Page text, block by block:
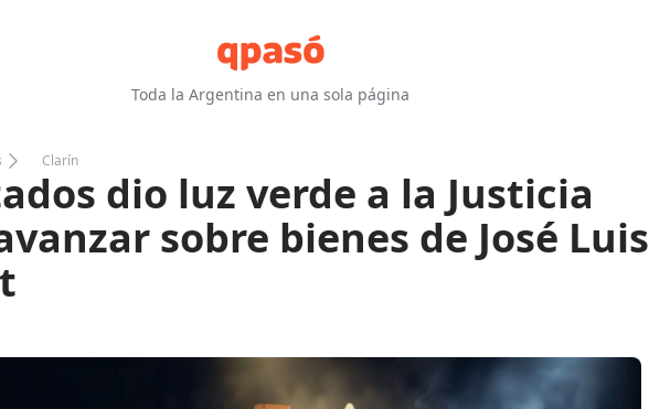
Toda la Argentina en una sola página
Clarín
dio luz verde a la Justicia
sobre bienes de José Luis